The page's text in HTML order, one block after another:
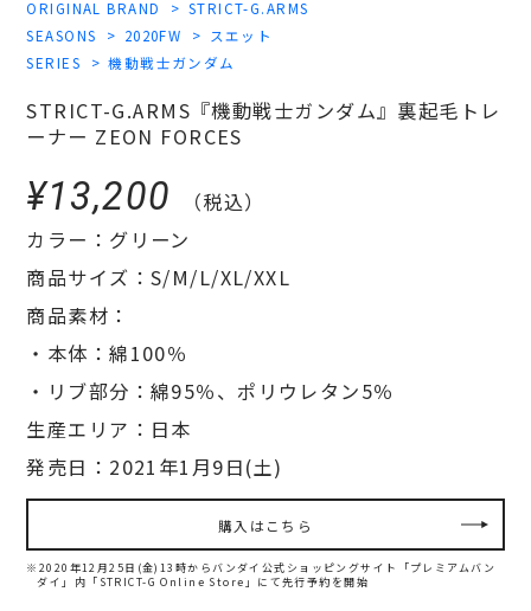
ORIGINAL BRAND
STRICT-G.ARMS
SEASONS
2020FW
スエット
SERIES
機動戦士ガンダム
STRICT-G.ARMS『機動戦士ガンダム』裏起毛トレ
ーナー ZEON FORCES
¥13,200
（税込）
カラー：グリーン
商品サイズ：S/M/L/XL/XXL
商品素材：
・本体：綿100％
・リブ部分：綿95％、ポリウレタン5％
生産エリア：日本
発売日：2021年1月9日(土)
購入はこちら
※2020年12月25日(金)13時からバンダイ公式ショッピングサイト「プレミアムバン
ダイ」内 「STRICT-G Online Store」にて先行予約を開始